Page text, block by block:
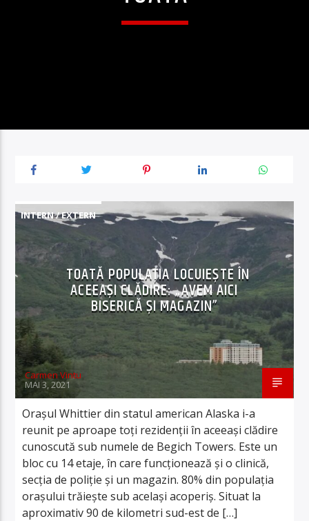
INTERN / EXTERN
TOATĂ POPULAȚIA LOCUIEȘTE ÎN
ACEEAȘI CLĂDIRE: „AVEM AICI
BISERICĂ ȘI MAGAZIN”
Carmen Vintu
MAI 3, 2021
Orașul Whittier din statul american Alaska i-a
reunit pe aproape toți rezidenții în aceeași clădire
cunoscută sub numele de Begich Towers. Este un
bloc cu 14 etaje, în care funcționează și o clinică,
secția de poliție și un magazin. 80% din populația
orașului trăiește sub același acoperiș. Situat la
aproximativ 90 de kilometri sud-est de […]